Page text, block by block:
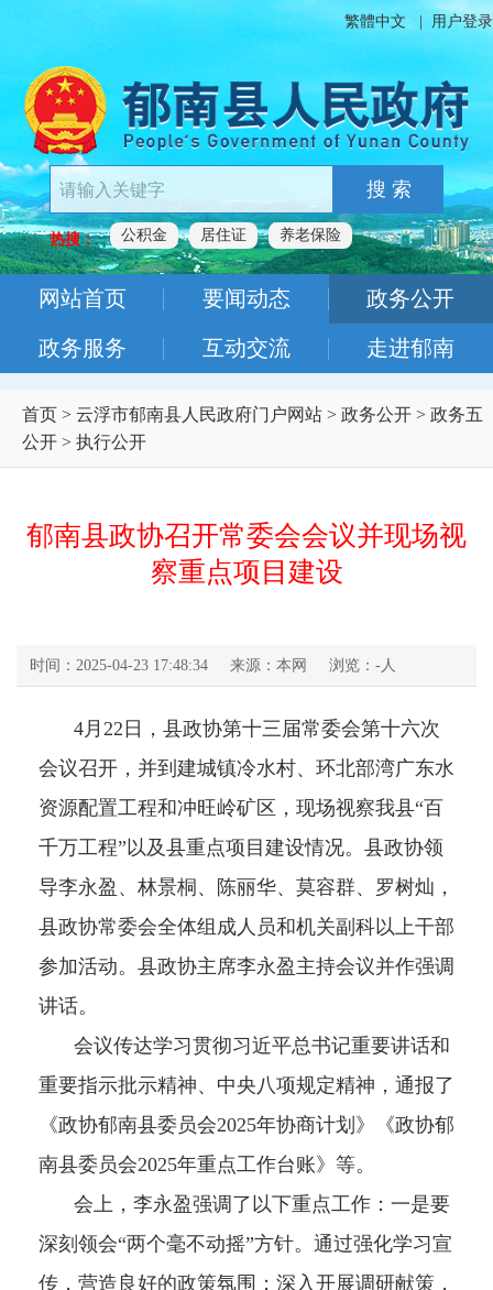
繁體中文 用户登录
搜 索
热搜： 公积金 居住证 养老保险
网站首页 要闻动态 政务公开
政务服务 互动交流 走进郁南
首页 > 云浮市郁南县人民政府门户网站 > 政务公开 > 政务五
公开 > 执行公开
郁南县政协召开常委会会议并现场视
察重点项目建设
时间：2025-04-23 17:48:34 来源：本网 浏览： - 人
4月22日，县政协第十三届常委会第十六次
会议召开，并到建城镇冷水村、环北部湾广东水
资源配置工程和冲旺岭矿区，现场视察我县“百
千万工程”以及县重点项目建设情况。县政协领
导李永盈、林景桐、陈丽华、莫容群、罗树灿，
县政协常委会全体组成人员和机关副科以上干部
参加活动。县政协主席李永盈主持会议并作强调
讲话。
会议传达学习贯彻习近平总书记重要讲话和
重要指示批示精神、中央八项规定精神，通报了
《政协郁南县委员会2025年协商计划》《政协郁
南县委员会2025年重点工作台账》等。
会上，李永盈强调了以下重点工作：一是要
深刻领会“两个毫不动摇”方针。通过强化学习宣
传，营造良好的政策氛围；深入开展调研献策，